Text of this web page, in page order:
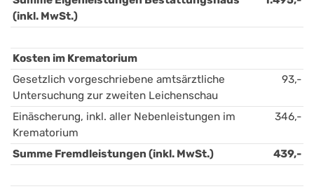
(inkl. MwSt.)
Kosten im Krematorium
Gesetzlich vorgeschriebene amtsärztliche
Untersuchung zur zweiten Leichenschau
93,-
Einäscherung, inkl. aller Nebenleistungen im
Krematorium
346,-
Summe Fremdleistungen (inkl. MwSt.) 439,-